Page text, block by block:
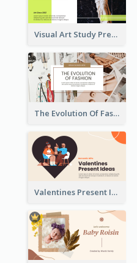
Visual Art Study Presentation
The Evolution Of Fashion Presentation
Valentines Present Ideas Presentation